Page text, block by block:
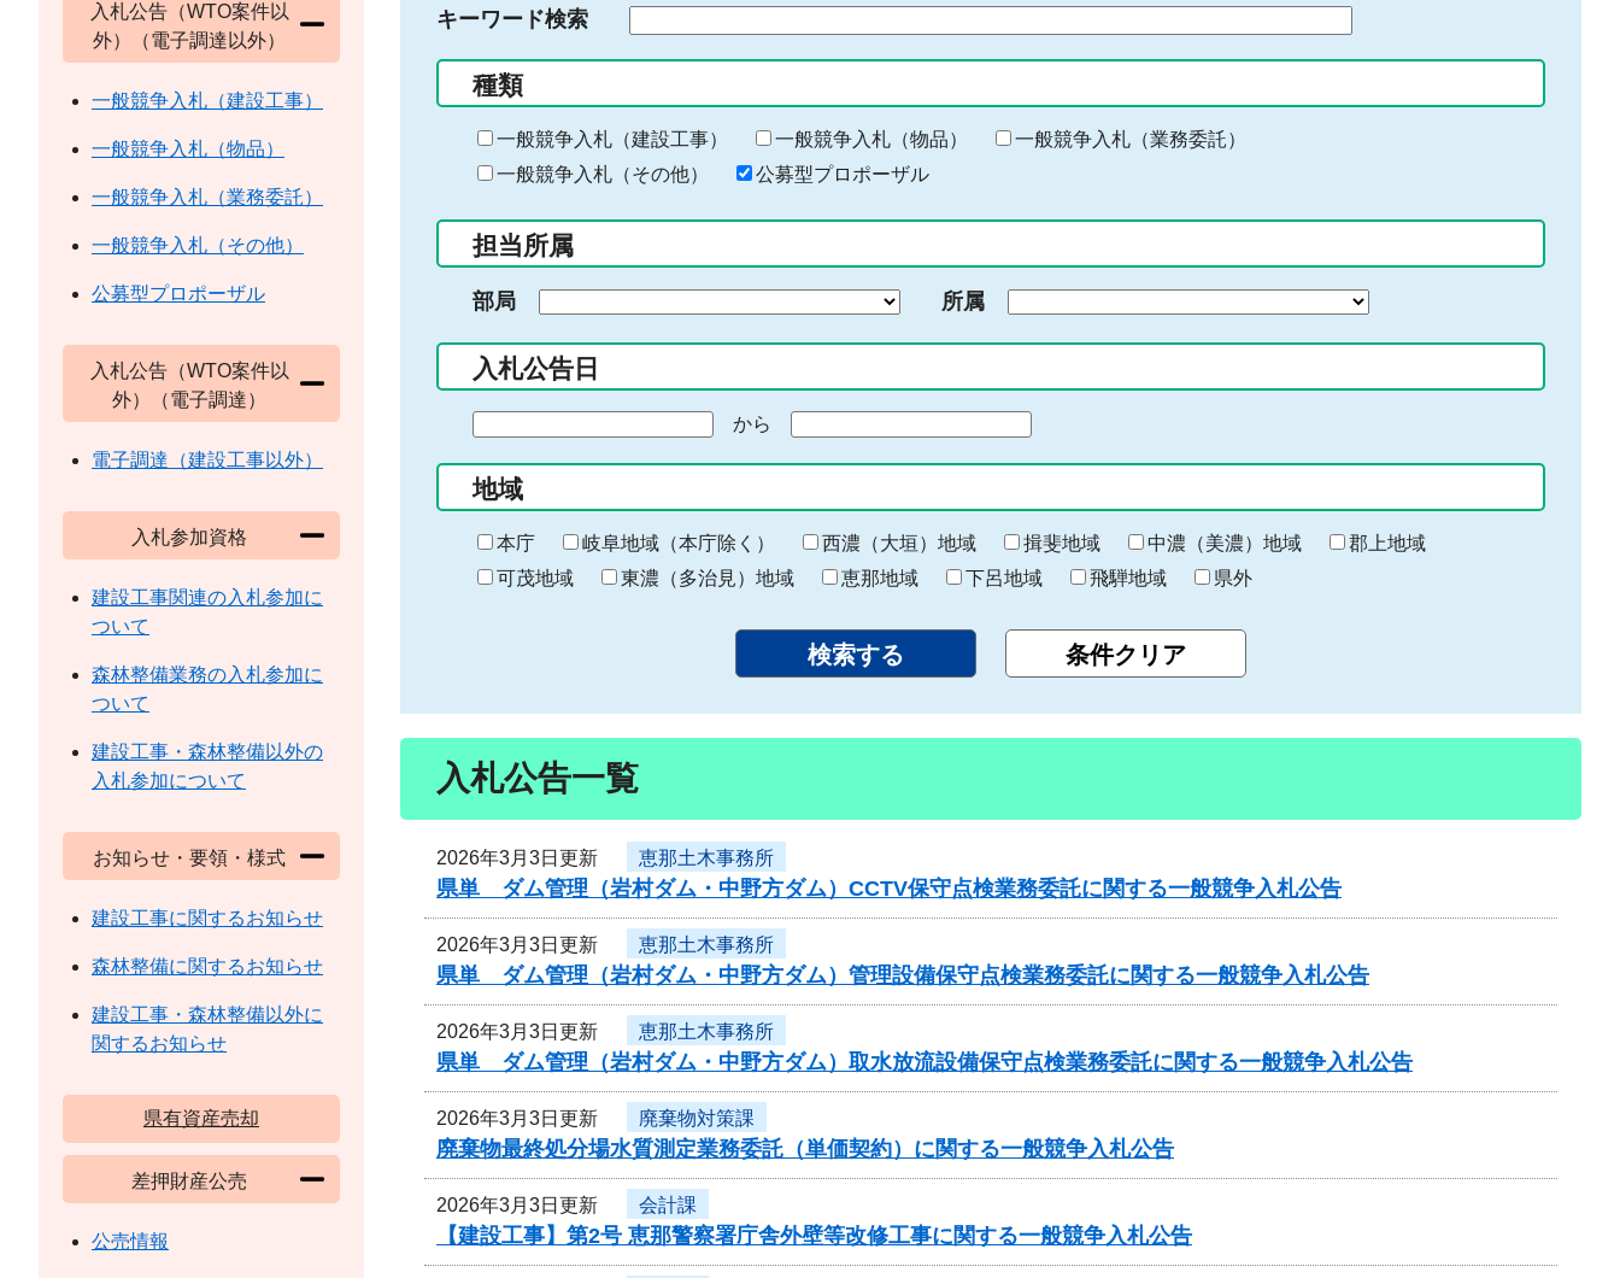
キーワード検索
る
キ
ー
ー
入
力
種類
一般競争入札（建設工事） 一般競争入札（物品）
一般競争入札（業務委託）
一般競争入札（その他）
公募型プロポーザル
担当所属
部局 所属
入札公告日
の
始
ま
り
から
終
わ
り
地域
本庁 岐阜地域（本庁除く） 西濃（大垣）地域 揖斐地域 中濃（美濃）地域
郡上地域
可茂地域
東濃（多治見）地域 恵那地域 下呂地域 飛騨地域 県外
入札公告一覧
2026年3月3日更新 恵那土木事務所
県単 ダム管理（岩村ダム・中野方ダム）CCTV保守点検業務委託に関する一般競争入札公告
2026年3月3日更新 恵那土木事務所
県単 ダム管理（岩村ダム・中野方ダム）管理設備保守点検業務委託に関する一般競争入札公告
2026年3月3日更新 恵那土木事務所
県単 ダム管理（岩村ダム・中野方ダム）取水放流設備保守点検業務委託に関する一般競争入札公告
2026年3月3日更新 廃棄物対策課
廃棄物最終処分場水質測定業務委託（単価契約）に関する一般競争入札公告
2026年3月3日更新 会計課
【建設工事】第2号 恵那警察署庁舎外壁等改修工事に関する一般競争入札公告
入札公告（WTO案件以
外）（電子調達以外）
一般競争入札（建設工事）
一般競争入札（物品）
一般競争入札（業務委託）
一般競争入札（その他）
公募型プロポーザル
入札公告（WTO案件以
外）（電子調達）
電子調達（建設工事以外）
入札参加資格
建設工事関連の入札参加に
ついて
森林整備業務の入札参加に
ついて
建設工事・森林整備以外の
入札参加について
お知らせ・要領・様式
建設工事に関するお知らせ
森林整備に関するお知らせ
建設工事・森林整備以外に
関するお知らせ
県有資産売却
差押財産公売
公売情報